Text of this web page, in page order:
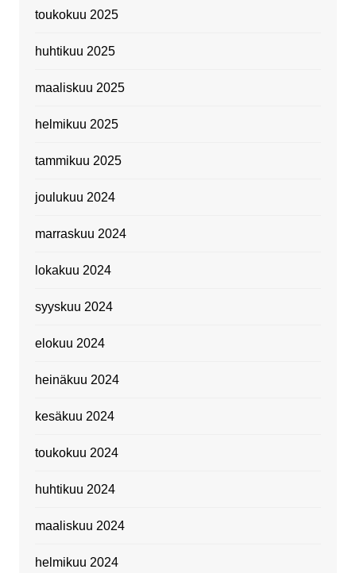
toukokuu 2025
huhtikuu 2025
maaliskuu 2025
helmikuu 2025
tammikuu 2025
joulukuu 2024
marraskuu 2024
lokakuu 2024
syyskuu 2024
elokuu 2024
heinäkuu 2024
kesäkuu 2024
toukokuu 2024
huhtikuu 2024
maaliskuu 2024
helmikuu 2024